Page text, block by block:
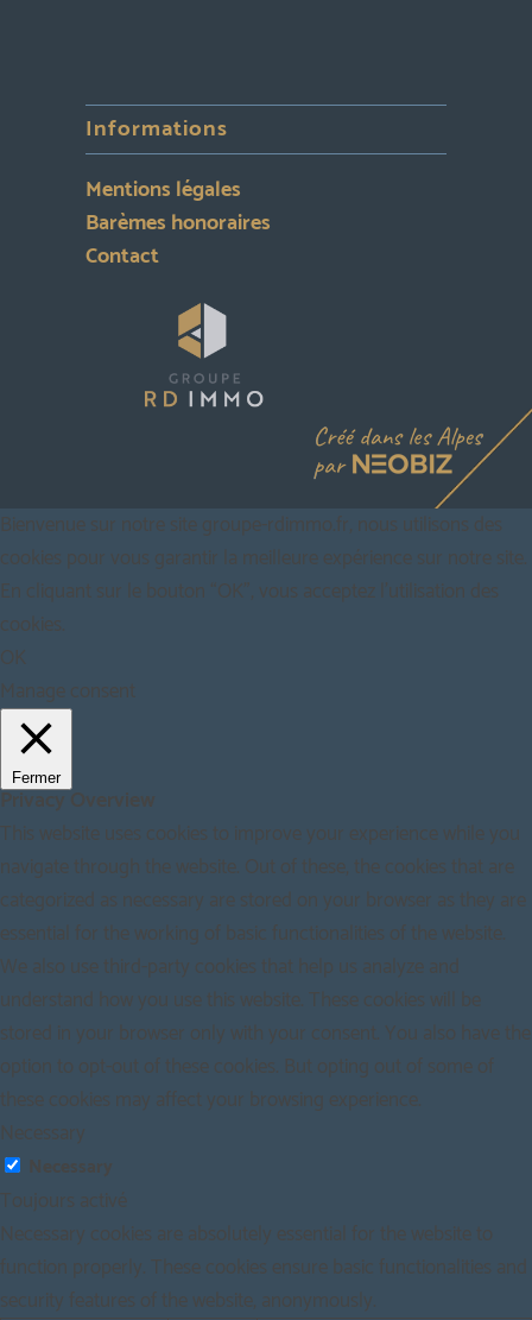
Informations
Mentions légales
Barèmes honoraires
Contact
Bienvenue sur notre site groupe-rdimmo.fr, nous utilisons des
cookies pour vous garantir la meilleure expérience sur notre site.
En cliquant sur le bouton “OK”, vous acceptez l'utilisation des
cookies.
OK
Manage consent
Fermer
Privacy Overview
This website uses cookies to improve your experience while you
navigate through the website. Out of these, the cookies that are
categorized as necessary are stored on your browser as they are
essential for the working of basic functionalities of the website.
We also use third-party cookies that help us analyze and
understand how you use this website. These cookies will be
stored in your browser only with your consent. You also have the
option to opt-out of these cookies. But opting out of some of
these cookies may affect your browsing experience.
Necessary
Necessary
Toujours activé
Necessary cookies are absolutely essential for the website to
function properly. These cookies ensure basic functionalities and
security features of the website, anonymously.